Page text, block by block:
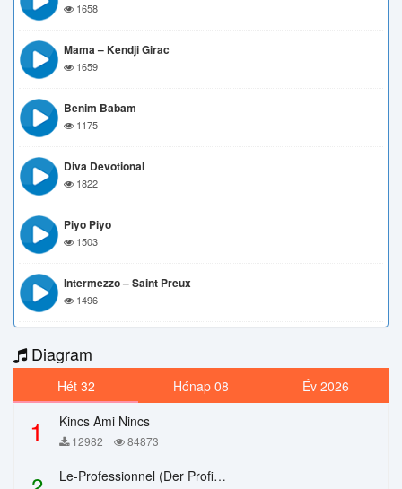
1658
Mama – Kendji Girac
1659
Benim Babam
1175
Diva Devotional
1822
Piyo Piyo
1503
Intermezzo – Saint Preux
1496
Diagram
Hét 32 Hónap 08 Év 2026
1 Kincs Ami Nincs
12982 84873
Le-Professionnel (Der Profi) – Chi Mai